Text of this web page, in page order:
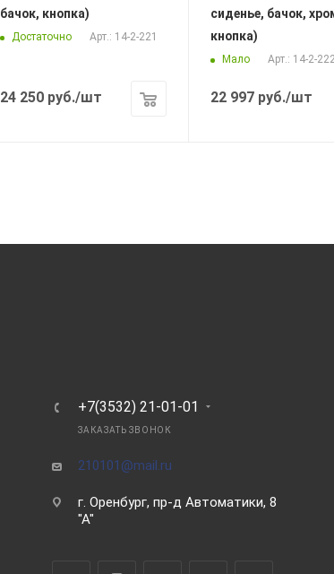
бачок, кнопка)
Достаточно Арт.: 14-2-221
24 250 руб./шт
сиденье, бачок,
кнопка)
Мало Арт.: 14-2-
22 997руб./шт
+7(3532) 21-01-01
ЗАКАЗАТЬ ЗВОНОК
210101@mail.ru
г. Оренбург, пр-д Автоматики, 8
"А"